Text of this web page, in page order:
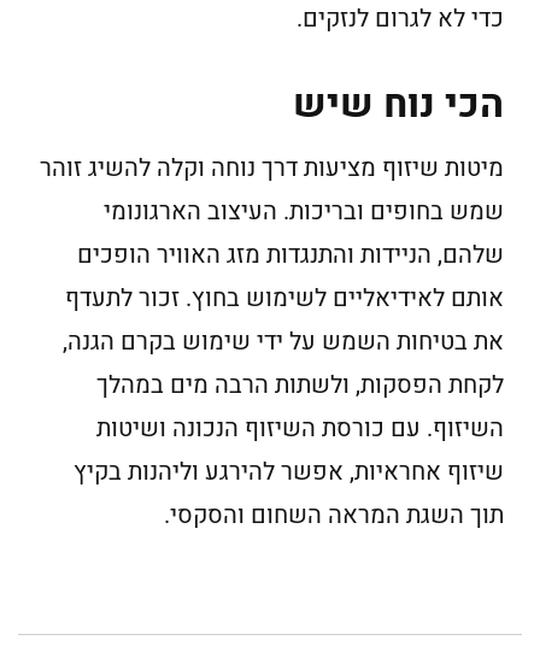
כדי לא לגרום לנזקים.
הכי נוח שיש
מיטות שיזוף מציעות דרך נוחה וקלה להשיג זוהר
שמש בחופים ובריכות. העיצוב הארגונומי
שלהם, הניידות והתנגדות מזג האוויר הופכים
אותם לאידיאליים לשימוש בחוץ. זכור לתעדף
את בטיחות השמש על ידי שימוש בקרם הגנה,
לקחת הפסקות, ולשתות הרבה מים במהלך
השיזוף. עם כורסת השיזוף הנכונה ושיטות
שיזוף אחראיות, אפשר להירגע וליהנות בקיץ
תוך השגת המראה השחום והסקסי.